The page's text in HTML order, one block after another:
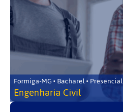
Formiga-MG • Bacharel • Presencial
Engenharia Civil